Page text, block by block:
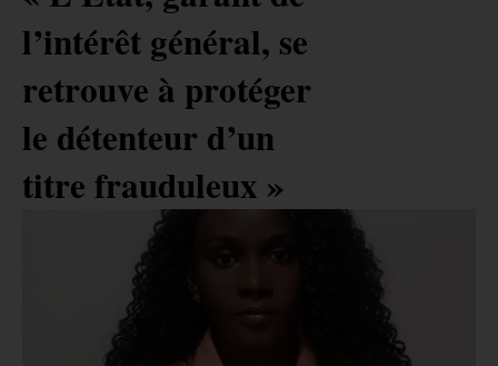
l’intérêt général, se
retrouve à protéger
le détenteur d’un
titre frauduleux »